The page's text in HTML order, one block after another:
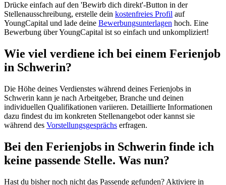
Drücke einfach auf den 'Bewirb dich direkt'-Button in der
Stellenausschreibung, erstelle dein kostenfreies Profil auf
YoungCapital und lade deine Bewerbungsunterlagen hoch. Eine
Bewerbung über YoungCapital ist so einfach und unkompliziert!
Wie viel verdiene ich bei einem Ferienjob
in Schwerin?
Die Höhe deines Verdienstes während deines Ferienjobs in
Schwerin kann je nach Arbeitgeber, Branche und deinen
individuellen Qualifikationen variieren. Detaillierte Informationen
dazu findest du im konkreten Stellenangebot oder kannst sie
während des Vorstellungsgesprächs erfragen.
Bei den Ferienjobs in Schwerin finde ich
keine passende Stelle. Was nun?
Hast du bisher noch nicht das Passende gefunden? Aktiviere in